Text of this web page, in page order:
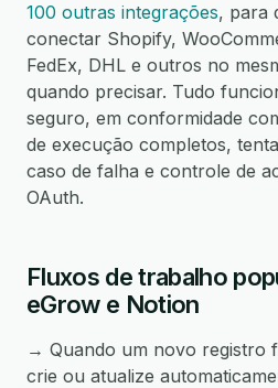
100 outras integrações, para
conectar Shopify,
FedEx, DHL e outros no
quando precisar. Tudo
seguro, em conformidade
de execução completos,
caso de falha e controle de
OAuth.
Fluxos de trabalho
eGrow e Notion
→ Quando um novo registro
crie ou atualize